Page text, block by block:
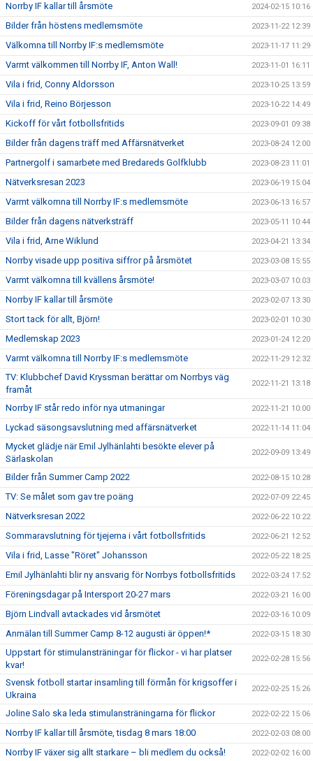
Norrby IF kallar till årsmöte 2024-02-15 10:16
Bilder från höstens medlemsmöte 2023-11-22 12:39
Välkomna till Norrby IF:s medlemsmöte 2023-11-17 11:29
Varmt välkommen till Norrby IF, Anton Wall! 2023-11-01 16:11
Vila i frid, Conny Aldorsson 2023-10-25 13:59
Vila i frid, Reino Börjesson 2023-10-22 14:49
Kickoff för vårt fotbollsfritids 2023-09-01 09:38
Bilder från dagens träff med Affärsnätverket 2023-08-24 12:00
Partnergolf i samarbete med Bredareds Golfklubb 2023-08-23 11:01
Nätverksresan 2023 2023-06-19 15:04
Varmt välkomna till Norrby IF:s medlemsmöte 2023-06-13 16:57
Bilder från dagens nätverksträff 2023-05-11 10:44
Vila i frid, Arne Wiklund 2023-04-21 13:34
Norrby visade upp positiva siffror på årsmötet 2023-03-08 15:55
Varmt välkomna till kvällens årsmöte! 2023-03-07 10:03
Norrby IF kallar till årsmöte 2023-02-07 13:30
Stort tack för allt, Björn! 2023-02-01 10:30
Medlemskap 2023 2023-01-24 12:20
Varmt välkomna till Norrby IF:s medlemsmöte 2022-11-29 12:32
TV: Klubbchef David Kryssman berättar om Norrbys väg
framåt
2022-11-21 13:18
Norrby IF står redo inför nya utmaningar 2022-11-21 10:00
Lyckad säsongsavslutning med affärsnätverket 2022-11-14 11:04
Mycket glädje när Emil Jylhänlahti besökte elever på
Särlaskolan
2022-09-09 13:49
Bilder från Summer Camp 2022 2022-08-15 10:28
TV: Se målet som gav tre poäng 2022-07-09 22:45
Nätverksresan 2022 2022-06-22 10:22
Sommaravslutning för tjejerna i vårt fotbollsfritids 2022-06-21 12:52
Vila i frid, Lasse "Röret" Johansson 2022-05-22 18:25
Emil Jylhänlahti blir ny ansvarig för Norrbys fotbollsfritids 2022-03-24 17:52
Föreningsdagar på Intersport 20-27 mars 2022-03-21 16:00
Björn Lindvall avtackades vid årsmötet 2022-03-16 10:09
Anmälan till Summer Camp 8-12 augusti är öppen!* 2022-03-15 18:30
Uppstart för stimulansträningar för flickor - vi har platser
kvar!
2022-02-28 15:56
Svensk fotboll startar insamling till förmån för krigsoffer i
Ukraina
2022-02-25 15:26
Joline Salo ska leda stimulansträningarna för flickor 2022-02-22 15:06
Norrby IF kallar till årsmöte, tisdag 8 mars 18:00 2022-02-03 08:00
Norrby IF växer sig allt starkare – bli medlem du också! 2022-02-02 16:00